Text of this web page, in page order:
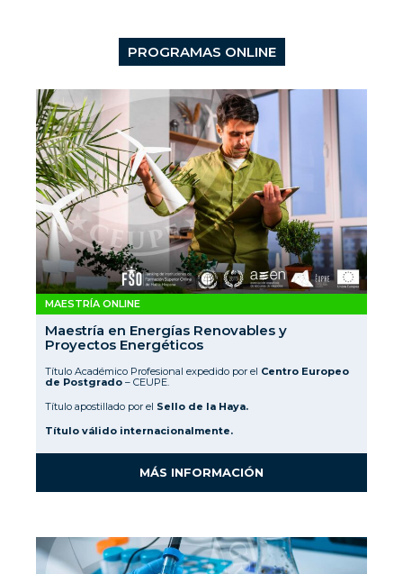
PROGRAMAS ONLINE
MAESTRÍA ONLINE
Maestría en Energías Renovables y
Proyectos Energéticos
Título Académico Profesional expedido por el Centro Europeo
de Postgrado – CEUPE.
Título apostillado por el Sello de la Haya.
Título válido internacionalmente.
MÁS INFORMACIÓN